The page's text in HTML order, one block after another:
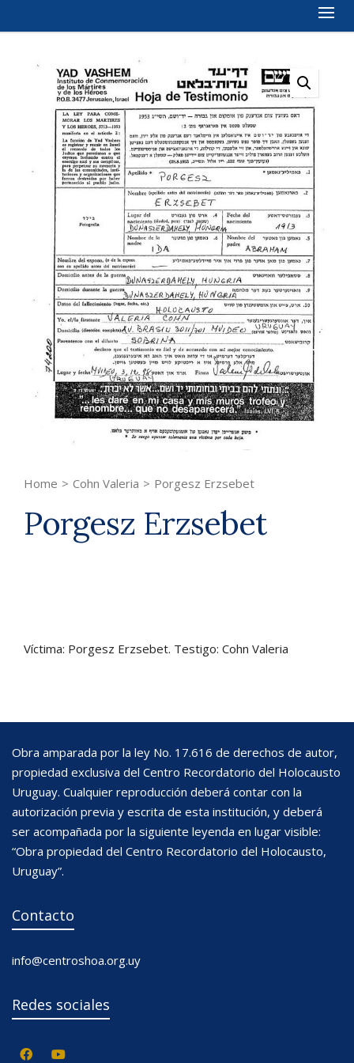
Home > Cohn Valeria > Porgesz Erzsebet
Porgesz Erzsebet
Víctima: Porgesz Erzsebet. Testigo: Cohn Valeria
Obra amparada por la ley No. 17.616 de derechos de autor,
propiedad exclusiva del Centro Recordatorio del Holocausto
Uruguay. Cualquier reproducción deberá contar con la
autorización previa y escrita de esta institución, y deberá
ser acompañada por la siguiente leyenda en lugar visible:
“Obra propiedad del Centro Recordatorio del Holocausto,
Uruguay”.
Contacto
info@centroshoa.org.uy
Redes sociales